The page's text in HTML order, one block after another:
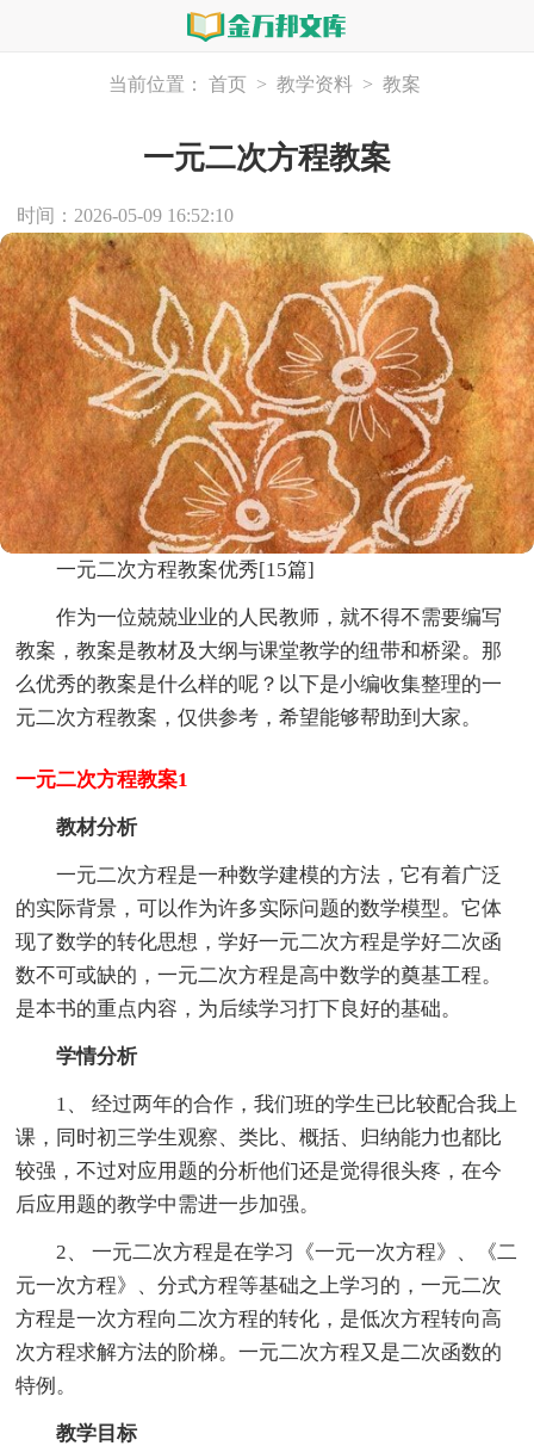
当前位置： 首页 > 教学资料 > 教案
一元二次方程教案
时间：2026-05-09 16:52:10
一元二次方程教案优秀[15篇]
作为一位兢兢业业的人民教师，就不得不需要编写
教案，教案是教材及大纲与课堂教学的纽带和桥梁。那
么优秀的教案是什么样的呢？以下是小编收集整理的一
元二次方程教案，仅供参考，希望能够帮助到大家。
一元二次方程教案1
教材分析
一元二次方程是一种数学建模的方法，它有着广泛
的实际背景，可以作为许多实际问题的数学模型。它体
现了数学的转化思想，学好一元二次方程是学好二次函
数不可或缺的，一元二次方程是高中数学的奠基工程。
是本书的重点内容，为后续学习打下良好的基础。
学情分析
1、 经过两年的合作，我们班的学生已比较配合我上
课，同时初三学生观察、类比、概括、归纳能力也都比
较强，不过对应用题的分析他们还是觉得很头疼，在今
后应用题的教学中需进一步加强。
2、 一元二次方程是在学习《一元一次方程》、《二
元一次方程》、分式方程等基础之上学习的，一元二次
方程是一次方程向二次方程的转化，是低次方程转向高
次方程求解方法的阶梯。一元二次方程又是二次函数的
特例。
教学目标